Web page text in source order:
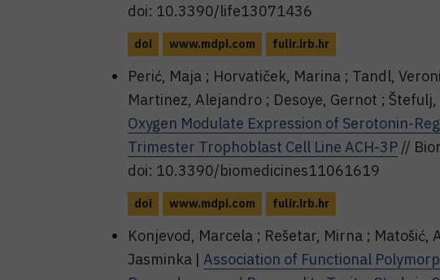
doi: 10.3390/life13071436
doi www.mdpi.com fulir.irb.hr
Perić, Maja ; Horvatiček, Marina ; Tandl,
Martinez, Alejandro ; Desoye, Gernot ; Štefulj,
Oxygen Modulate Expression of Serotonin-
Trimester Trophoblast Cell Line ACH-3P //
doi: 10.3390/biomedicines11061619
doi www.mdpi.com fulir.irb.hr
Konjevod, Marcela ; Rešetar, Mirna ; Matošić,
Jasminka | Association of Functional